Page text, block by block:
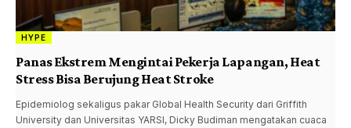
HYPE
Panas Ekstrem Mengintai Pekerja Lapangan, Heat
Stress Bisa Berujung Heat Stroke
Epidemiolog sekaligus pakar Global Health Security dari Griffith
University dan Universitas YARSI, Dicky Budiman mengatakan cuaca